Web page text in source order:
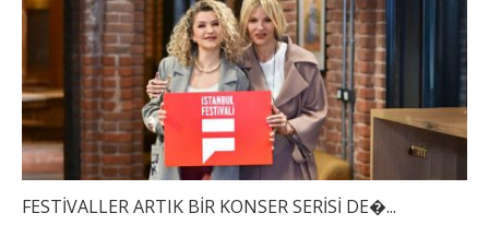
FESTİVALLER ARTIK BİR KONSER SERİSİ DE�...